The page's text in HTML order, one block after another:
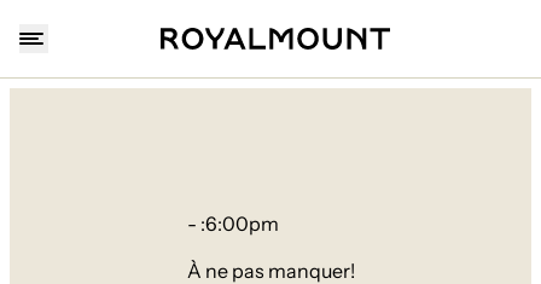
- :6:00pm
À ne pas manquer!